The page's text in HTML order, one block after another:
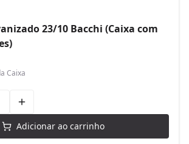
23/10 Bacchi (Caixa com
Caixa
Adicionar ao carrinho